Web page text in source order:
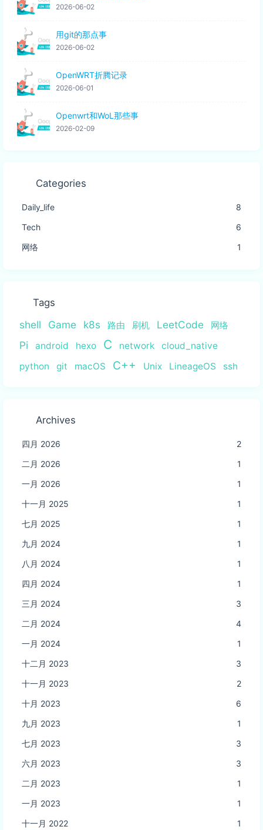
2026-06-02
用git的那点事
2026-06-02
OpenWRT折腾记录
2026-06-01
Openwrt和WoL那些事
2026-02-09
Categories
Daily_life
8
Tech
6
网络
1
Tags
shell Game k8s 路由 刷机 LeetCode 网络
Pi android hexo C network
cloud_native
python
git macOS C++ Unix LineageOS ssh
Archives
四月 2026
2
二月 2026
1
一月 2026
1
十一月 2025
1
七月 2025
1
九月 2024
1
八月 2024
1
四月 2024
1
三月 2024
3
二月 2024
4
一月 2024
1
十二月 2023
3
十一月 2023
2
十月 2023
6
九月 2023
1
七月 2023
3
六月 2023
3
二月 2023
1
一月 2023
1
十一月 2022
1